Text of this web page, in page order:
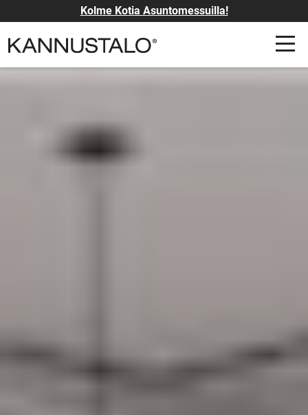
Kolme Kotia Asuntomessuilla!